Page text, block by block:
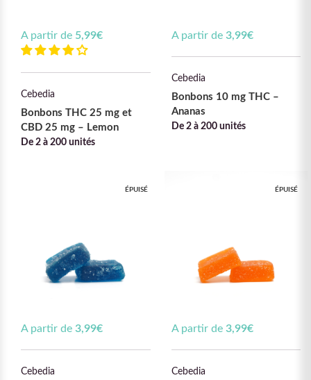
A partir de 5,99€
Cebedia
Bonbons THC 25 mg et
CBD 25 mg – Lemon
De 2 à 200 unités
A partir de 3,99€
Cebedia
Bonbons 10 mg THC –
Ananas
De 2 à 200 unités
ÉPUISÉ
A partir de 3,99€
Cebedia
ÉPUISÉ
A partir de 3,99€
Cebedia